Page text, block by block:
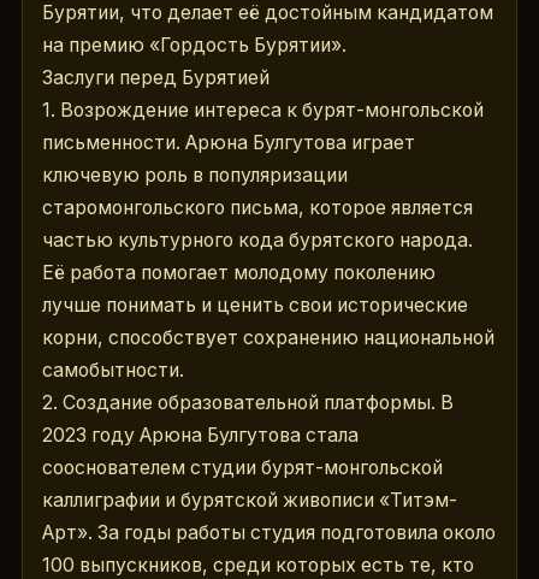
Бурятии, что делает её достойным кандидатом
на премию «Гордость Бурятии».
Заслуги перед Бурятией
1. Возрождение интереса к бурят-монгольской
письменности. Арюна Булгутова играет
ключевую роль в популяризации
старомонгольского письма, которое является
частью культурного кода бурятского народа.
Её работа помогает молодому поколению
лучше понимать и ценить свои исторические
корни, способствует сохранению национальной
самобытности.
2. Создание образовательной платформы. В
2023 году Арюна Булгутова стала
сооснователем студии бурят-монгольской
каллиграфии и бурятской живописи «Титэм-
Арт». За годы работы студия подготовила около
100 выпускников, среди которых есть те, кто